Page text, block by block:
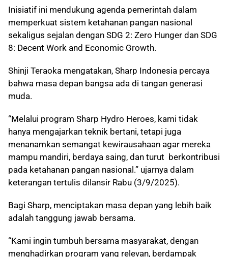
Inisiatif ini mendukung agenda pemerintah dalam
memperkuat sistem ketahanan pangan nasional
sekaligus sejalan dengan SDG 2: Zero Hunger dan SDG
8: Decent Work and Economic Growth.
Shinji Teraoka mengatakan, Sharp Indonesia percaya
bahwa masa depan bangsa ada di tangan generasi
muda.
“Melalui program Sharp Hydro Heroes, kami tidak
hanya mengajarkan teknik bertani, tetapi juga
menanamkan semangat kewirausahaan agar mereka
mampu mandiri, berdaya saing, dan turut berkontribusi
pada ketahanan pangan nasional.” ujarnya dalam
keterangan tertulis dilansir Rabu (3/9/2025).
Bagi Sharp, menciptakan masa depan yang lebih baik
adalah tanggung jawab bersama.
“Kami ingin tumbuh bersama masyarakat, dengan
menghadirkan program yang relevan, berdampak